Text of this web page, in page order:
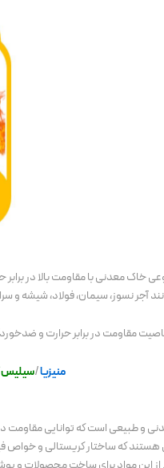
خاک معدنی با مقاومت بالا در
آجر نسوز، سیمان، فولاد، شیشه و
مقاومت در برابر حرارت و
منیزیا/سیلیس
و طبیعی است که توانایی مقاومت
هستند که ساختار کریستالی و